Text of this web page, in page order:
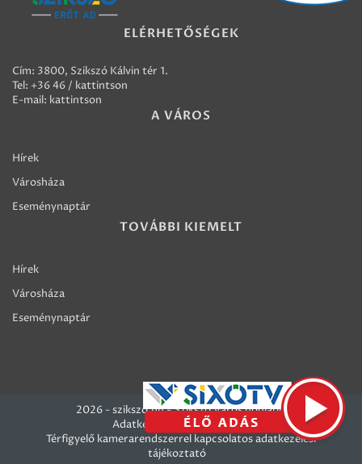
ELÉRHETŐSÉGEK
Cím: 3800, Szikszó Kálvin tér 1.
Tel: +36 46 / kattintson
E-mail: kattintson
A VÁROS
Hírek
Városháza
Eseménynaptár
TOVÁBBI KIEMELT
Hírek
Városháza
Eseménynaptár
2026 - szikszo.hu - Szikszó Város honlapja
Adatkezelési szabályzatok
Térfigyelő kamerarendszerrel kapcsolatos adatkezelési
tájékoztató